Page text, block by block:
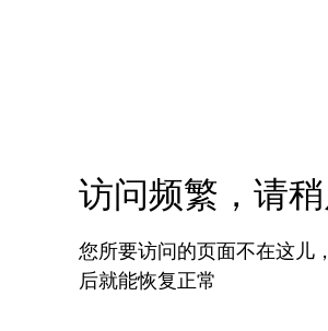
访问频繁，请
您所要访问的页面不在这儿
后就能恢复正常